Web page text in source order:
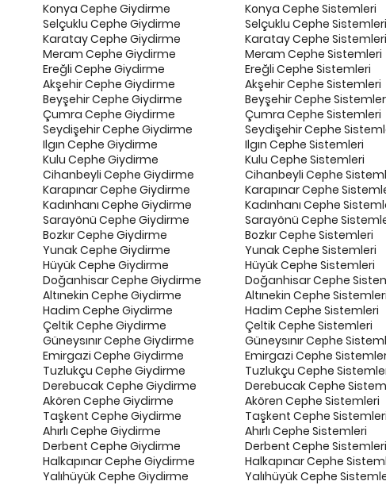
Konya Cephe Giydirme
Selçuklu Cephe Giydirme
Karatay Cephe Giydirme
Meram Cephe Giydirme
Ereğli Cephe Giydirme
Akşehir Cephe Giydirme
Beyşehir Cephe Giydirme
Çumra Cephe Giydirme
Seydişehir Cephe Giydirme
Ilgın Cephe Giydirme
Kulu Cephe Giydirme
Cihanbeyli Cephe Giydirme
Karapınar Cephe Giydirme
Kadınhanı Cephe Giydirme
Sarayönü Cephe Giydirme
Bozkır Cephe Giydirme
Yunak Cephe Giydirme
Hüyük Cephe Giydirme
Doğanhisar Cephe Giydirme
Altınekin Cephe Giydirme
Hadim Cephe Giydirme
Çeltik Cephe Giydirme
Güneysınır Cephe Giydirme
Emirgazi Cephe Giydirme
Tuzlukçu Cephe Giydirme
Derebucak Cephe Giydirme
Akören Cephe Giydirme
Taşkent Cephe Giydirme
Ahırlı Cephe Giydirme
Derbent Cephe Giydirme
Halkapınar Cephe Giydirme
Yalıhüyük Cephe Giydirme
Konya Cephe Sistemleri
Selçuklu Cephe Sistemleri
Karatay Cephe Sistemleri
Meram Cephe Sistemleri
Ereğli Cephe Sistemleri
Akşehir Cephe Sistemleri
Beyşehir Cephe
Çumra Cephe Sistemleri
Seydişehir Cephe
Ilgın Cephe Sistemleri
Kulu Cephe Sistemleri
Cihanbeyli Cephe
Karapınar Cephe
Kadınhanı Cephe
Sarayönü Cephe
Bozkır Cephe Sistemleri
Yunak Cephe Sistemleri
Hüyük Cephe Sistemleri
Doğanhisar Cephe
Altınekin Cephe Sistemleri
Hadim Cephe Sistemleri
Çeltik Cephe Sistemleri
Güneysınır Cephe
Emirgazi Cephe
Tuzlukçu Cephe
Derebucak Cephe
Akören Cephe Sistemleri
Taşkent Cephe Sistemleri
Ahırlı Cephe Sistemleri
Derbent Cephe Sistemleri
Halkapınar Cephe
Yalıhüyük Cephe